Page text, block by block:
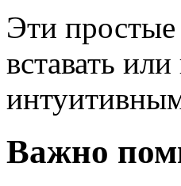
Эти простые
вставать
Важно